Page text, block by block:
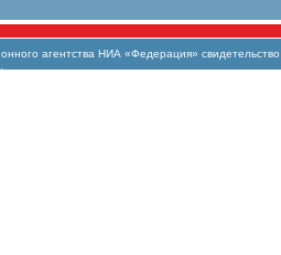
агентства НИА «Федерация»